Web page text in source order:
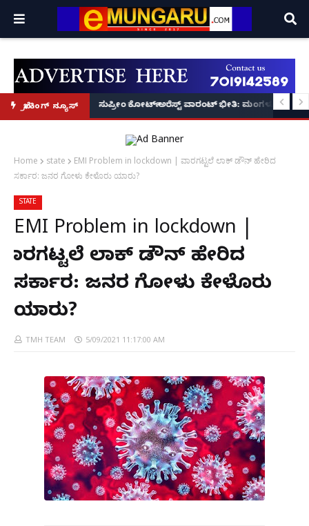
ಬ್ರೇಕಿಂಗ್ ನ್ಯೂಸ್
ಕಮಿಷನರ್ ಸ್ಪಷ್ಟನೆ!
ನಾಯಕ ರಿಯಾಜ್ ಫರಂಗಿಪೇಟೆಗೆ 6 ತಿಂಗಳು ಜೈಲು, ದಂಡ!
ಸುಪ್ರೀಂ ಕೋರ್ಟ್ ಅರೆಸ್ಟ್ ವಾರಂಟ್ ಭೀತಿ: ಮಂಗಳೂರಿನಲ್ಲಿ
Home state
EMI Problem in lockdown | ವಾರಗಟ್ಟಲೆ ಲಾಕ್ ಡೌನ್ ಹೇರಿದ
ಸರ್ಕಾರ: ಜನರ ಗೋಳು ಕೇಳೊರು ಯಾರು?
STATE
EMI Problem in lockdown |
ವಾರಗಟ್ಟಲೆ ಲಾಕ್ ಡೌನ್ ಹೇರಿದ
ಸರ್ಕಾರ: ಜನರ ಗೋಳು ಕೇಳೊರು
ಯಾರು?
TMH TEAM 5/09/2021 11:17:00 AM